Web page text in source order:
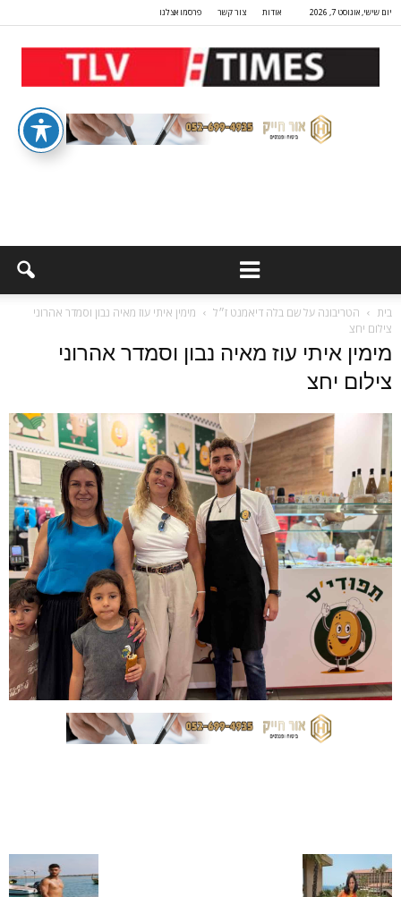
יום שישי, אוגוסט 7, 2026 אודות צור קשר פרסמו אצלנו
בית הטריבונה על שם בלה דיאמנט ז״ל
מימין איתי עוז מאיה נבון וסמדר אהרוני
צילום יחצ
מימין איתי עוז מאיה נבון וסמדר אהרוני
צילום יחצ